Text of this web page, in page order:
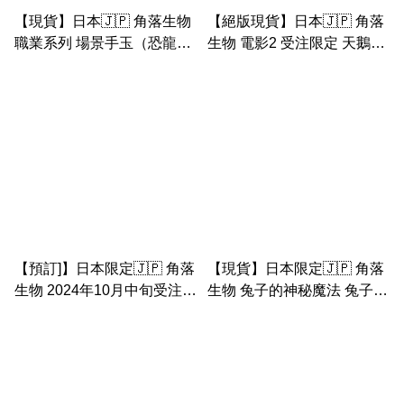
【現貨】日本🇯🇵 角落生物
職業系列 場景手玉（恐龍&
【絕版現貨】日本🇯🇵 角落
生物 電影2 受注限定 天鵝場
【預訂]】日本限定🇯🇵 角落
生物 2024年10月中旬受注限
【現貨】日本限定🇯🇵 角落
生物 兔子的神秘魔法 兔子白